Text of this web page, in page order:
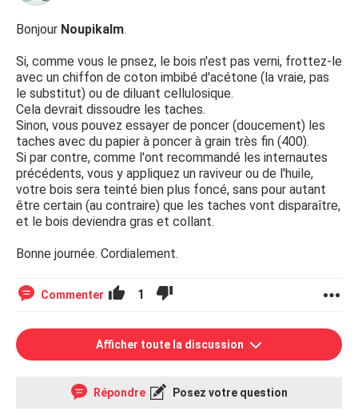
Bonjour Noupikalm.
Si, comme vous le pnsez, le bois n'est pas verni, frottez-le
avec un chiffon de coton imbibé d'acétone (la vraie, pas
le substitut) ou de diluant cellulosique.
Cela devrait dissoudre les taches.
Sinon, vous pouvez essayer de poncer (doucement) les
taches avec du papier à poncer à grain très fin (400).
Si par contre, comme l'ont recommandé les internautes
précédents, vous y appliquez un raviveur ou de l'huile,
votre bois sera teinté bien plus foncé, sans pour autant
être certain (au contraire) que les taches vont disparaître,
et le bois deviendra gras et collant.
Bonne journée. Cordialement.
Commenter 1
Afficher toute la discussion
Répondre Posez votre question